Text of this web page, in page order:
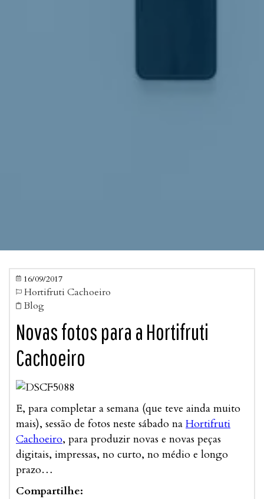
 16/09/2017
 Hortifruti Cachoeiro
 Blog
Novas fotos para a Hortifruti
Cachoeiro
E, para completar a semana (que teve ainda muito
mais), sessão de fotos neste sábado na Hortifruti
Cachoeiro, para produzir novas e novas peças
digitais, impressas, no curto, no médio e longo
prazo…
Compartilhe: